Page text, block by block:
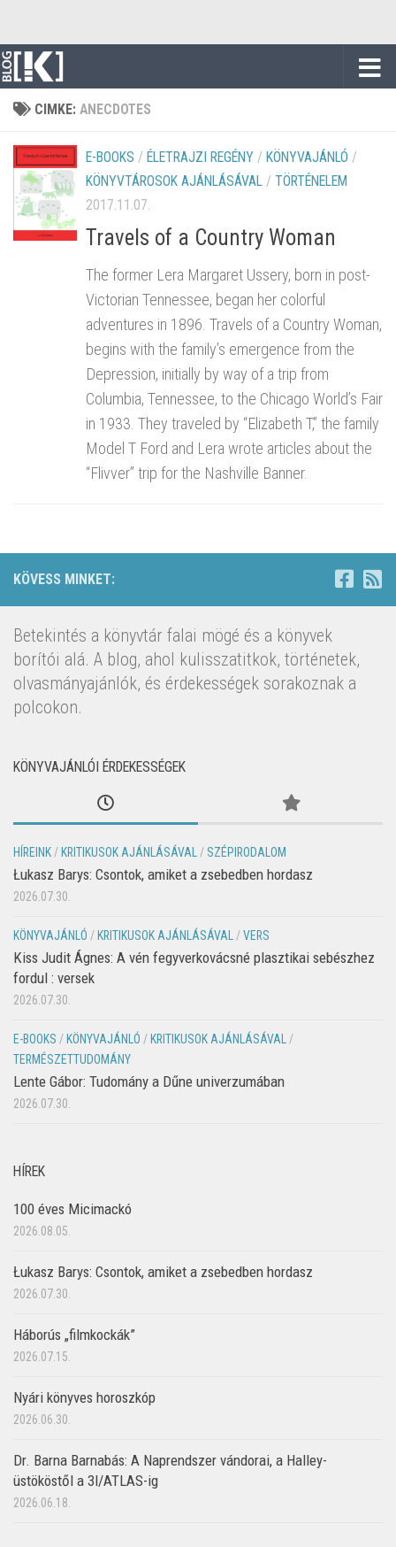
CIMKE: ANECDOTES
E-BOOKS / ÉLETRAJZI REGÉNY / KÖNYVAJÁNLÓ /
KÖNYVTÁROSOK AJÁNLÁSÁVAL / TÖRTÉNELEM
2017.11.07.
Travels of a Country Woman
The former Lera Margaret Ussery, born in post-
Victorian Tennessee, began her colorful
adventures in 1896. Travels of a Country Woman,
begins with the family’s emergence from the
Depression, initially by way of a trip from
Columbia, Tennessee, to the Chicago World’s Fair
in 1933. They traveled by “Elizabeth T,” the family
Model T Ford and Lera wrote articles about the
“Flivver” trip for the Nashville Banner.
KÖVESS MINKET:
Betekintés a könyvtár falai mögé és a könyvek
borítói alá. A blog, ahol kulisszatitkok, történetek,
olvasmányajánlók, és érdekességek sorakoznak a
polcokon.
KÖNYVAJÁNLÓI ÉRDEKESSÉGEK
HÍREINK / KRITIKUSOK AJÁNLÁSÁVAL / SZÉPIRODALOM
Łukasz Barys: Csontok, amiket a zsebedben hordasz
2026.07.30.
KÖNYVAJÁNLÓ / KRITIKUSOK AJÁNLÁSÁVAL /VERS
Kiss Judit Ágnes: A vén fegyverkovácsné plasztikai sebészhez
fordul : versek
2026.07.30.
E-BOOKS / KÖNYVAJÁNLÓ / KRITIKUSOK AJÁNLÁSÁVAL
/
TERMÉSZETTUDOMÁNY
Lente Gábor: Tudomány a Dűne univerzumában
2026.07.30.
HÍREK
100 éves Micimackó
2026.08.05.
Łukasz Barys: Csontok, amiket a zsebedben hordasz
2026.07.30.
Háborús „filmkockák”
2026.07.15.
Nyári könyves horoszkóp
2026.06.30.
Dr. Barna Barnabás: A Naprendszer vándorai, a Halley-
üstököstől a 3I/ATLAS-ig
2026.06.18.